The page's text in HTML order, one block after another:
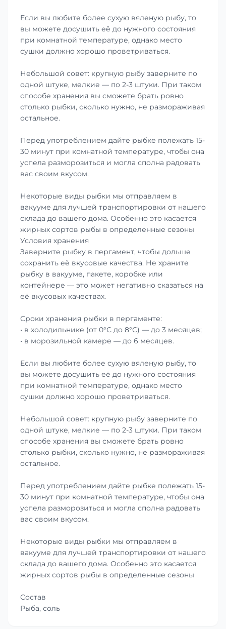
Если вы любите более сухую вяленую рыбу, то
вы можете досушить её до нужного состояния
при комнатной температуре, однако место
сушки должно хорошо проветриваться.
Небольшой совет: крупную рыбу заверните по
одной штуке, мелкие — по 2-3 штуки. При таком
способе хранения вы сможете брать ровно
столько рыбки, сколько нужно, не размораживая
остальное.
Перед употреблением дайте рыбке полежать 15-
30 минут при комнатной температуре, чтобы она
успела разморозиться и могла сполна радовать
вас своим вкусом.
Некоторые виды рыбки мы отправляем в
вакууме для лучшей транспортировки от нашего
склада до вашего дома. Особенно это касается
жирных сортов рыбы в определенные сезоны
Условия хранения
Заверните рыбку в пергамент, чтобы дольше
сохранить её вкусовые качества. Не храните
рыбку в вакууме, пакете, коробке или
контейнере — это может негативно сказаться на
её вкусовых качествах.
Сроки хранения рыбки в пергаменте:
• в холодильнике (от 0°С до 8°С) — до 3 месяцев;
• в морозильной камере — до 6 месяцев.
Если вы любите более сухую вяленую рыбу, то
вы можете досушить её до нужного состояния
при комнатной температуре, однако место
сушки должно хорошо проветриваться.
Небольшой совет: крупную рыбу заверните по
одной штуке, мелкие — по 2-3 штуки. При таком
способе хранения вы сможете брать ровно
столько рыбки, сколько нужно, не размораживая
остальное.
Перед употреблением дайте рыбке полежать 15-
30 минут при комнатной температуре, чтобы она
успела разморозиться и могла сполна радовать
вас своим вкусом.
Некоторые виды рыбки мы отправляем в
вакууме для лучшей транспортировки от нашего
склада до вашего дома. Особенно это касается
жирных сортов рыбы в определенные сезоны
Состав
Рыба, соль